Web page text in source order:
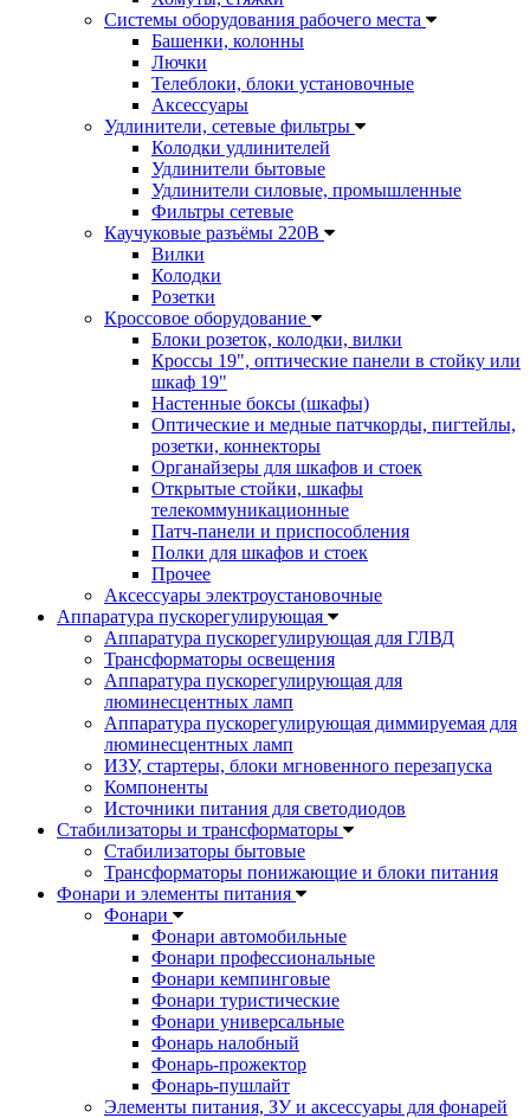
Системы оборудования рабочего места
Башенки, колонны
Лючки
Телеблоки, блоки установочные
Аксессуары
Удлинители, сетевые фильтры
Колодки удлинителей
Удлинители бытовые
Удлинители силовые, промышленные
Фильтры сетевые
Каучуковые разъёмы 220В
Вилки
Колодки
Розетки
Кроссовое оборудование
Блоки розеток, колодки, вилки
Кроссы 19", оптические панели в стойку или
шкаф 19"
Настенные боксы (шкафы)
Оптические и медные патчкорды, пигтейлы,
розетки, коннекторы
Органайзеры для шкафов и стоек
Открытые стойки, шкафы
телекоммуникационные
Патч-панели и приспособления
Полки для шкафов и стоек
Прочее
Аксессуары электроустановочные
Аппаратура пускорегулирующая
Аппаратура пускорегулирующая для ГЛВД
Трансформаторы освещения
Аппаратура пускорегулирующая для
люминесцентных ламп
Аппаратура пускорегулирующая диммируемая для
люминесцентных ламп
ИЗУ, стартеры, блоки мгновенного перезапуска
Компоненты
Источники питания для светодиодов
Стабилизаторы и трансформаторы
Стабилизаторы бытовые
Трансформаторы понижающие и блоки питания
Фонари и элементы питания
Фонари
Фонари автомобильные
Фонари профессиональные
Фонари кемпинговые
Фонари туристические
Фонари универсальные
Фонарь налобный
Фонарь-прожектор
Фонарь-пушлайт
Элементы питания, ЗУ и аксессуары для фонарей